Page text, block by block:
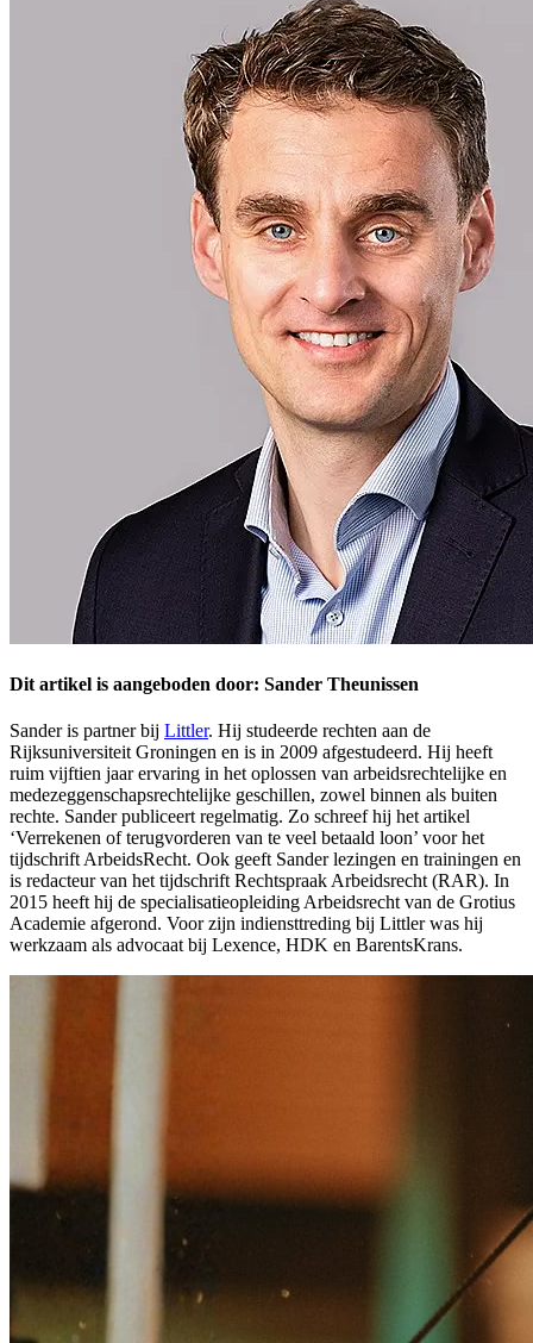
Dit artikel is aangeboden door: Sander Theunissen
Sander is partner bij Littler. Hij studeerde rechten aan de
Rijksuniversiteit Groningen en is in 2009 afgestudeerd. Hij heeft
ruim vijftien jaar ervaring in het oplossen van arbeidsrechtelijke en
medezeggenschapsrechtelijke geschillen, zowel binnen als buiten
rechte. Sander publiceert regelmatig. Zo schreef hij het artikel
‘Verrekenen of terugvorderen van te veel betaald loon’ voor het
tijdschrift ArbeidsRecht. Ook geeft Sander lezingen en trainingen en
is redacteur van het tijdschrift Rechtspraak Arbeidsrecht (RAR). In
2015 heeft hij de specialisatieopleiding Arbeidsrecht van de Grotius
Academie afgerond. Voor zijn indiensttreding bij Littler was hij
werkzaam als advocaat bij Lexence, HDK en BarentsKrans.